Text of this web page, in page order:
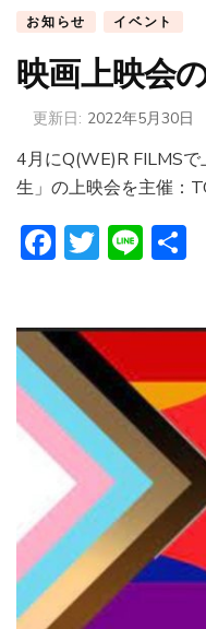
お知らせ イベント
映画上映会
更新日: 2022年5月30日
4月にQ(WE)R FILMS
生」の上映会を主催：
Facebook
Twitter
Line